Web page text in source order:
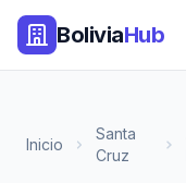
BoliviaHub
Inicio
Santa
Cruz